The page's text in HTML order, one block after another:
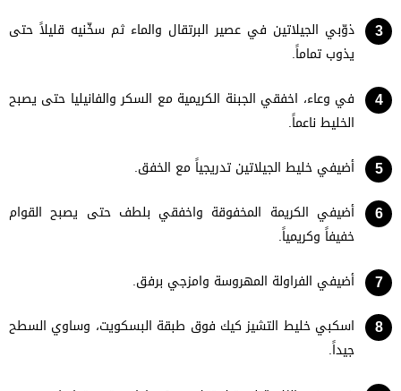
ذوّبي الجيلاتين في عصير البرتقال والماء ثم سخّنيه قليلاً حتى
يذوب تماماً.
في وعاء، اخفقي الجبنة الكريمية مع السكر والفانيليا حتى يصبح
الخليط ناعماً.
أضيفي خليط الجيلاتين تدريجياً مع الخفق.
أضيفي الكريمة المخفوقة واخفقي بلطف حتى يصبح القوام
خفيفاً وكريمياً.
أضيفي الفراولة المهروسة وامزجي برفق.
اسكبي خليط التشيز كيك فوق طبقة البسكويت، وساوي السطح
جيداً.